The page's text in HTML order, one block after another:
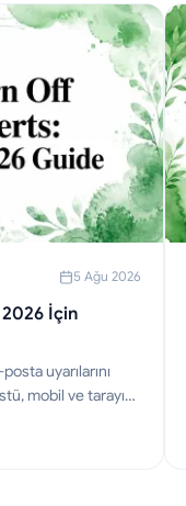
5 Ağu 2026
2026 İçin
uyarılarını
mobil ve tarayıcı
İçin Eksiksiz Bir Kılavuz